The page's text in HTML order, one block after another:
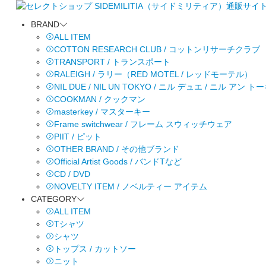
BRAND
ALL ITEM
COTTON RESEARCH CLUB / コットンリサーチクラブ
TRANSPORT / トランスポート
RALEIGH / ラリー（RED MOTEL / レッドモーテル）
NIL DUE / NIL UN TOKYO / ニル デュエ / ニル アン トー
COOKMAN / クックマン
masterkey / マスターキー
Frame switchwear / フレーム スウィッチウェア
PIIT / ピット
OTHER BRAND / その他ブランド
Official Artist Goods / バンドTなど
CD / DVD
NOVELTY ITEM / ノベルティー アイテム
CATEGORY
ALL ITEM
Tシャツ
シャツ
トップス / カットソー
ニット